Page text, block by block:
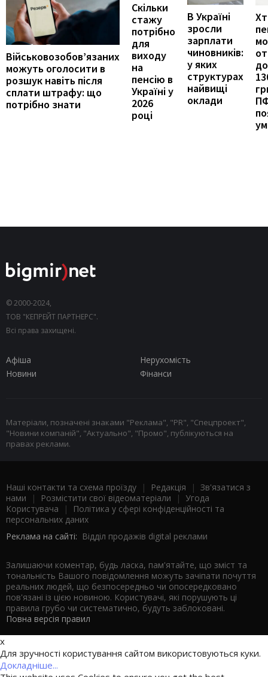
Військовозобов’язаних
можуть оголосити в
розшук навіть після
сплати штрафу: що
потрібно знати
Скільки
стажу
потрібно
для
виходу
на
пенсію в
Україні у
2026
році
В Україні
зросли
зарплати
чиновників:
у яких
структурах
найвищі
оклади
© 2000-2024,
ТОВ "КЕПРЕЙТ ПАРТНЕРС".
Всі права захищені.
Афіша
Нерухомість
Новини
Фінанси
Матеріали, позначені знаками "Реклама", "PR", "Спецпроект",
"Новини компаній", "Актуально", "Промо", публікуються на
правах реклами.
Наші контакти та схема проїзду | Редакція | Зв'язатися з
нами | Розмістити свої відеоматеріали | Угода
Користувача |
Політика у сфері конфіденційності та
персональних даних
Реклама на сайті: Відділ продажів digital реклами
Залишаючи коментар, будь ласка, пам'ятайте, що зміст та
тональність Вашого повідомлення можуть зачіпати почуття
реальних людей, що безпосередньо чи опосередковано
пов'язані із цією новиною. Користувачі, які порушують ці
правила грубо чи систематично, будуть заблоковані.
Повна версія правил
x
Для зручності користування сайтом використовуються куки.
Докладніше...